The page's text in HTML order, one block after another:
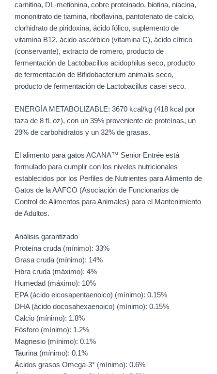
carnitina, DL-metionina, cobre proteinado, biotina, niacina,
mononitrato de tiamina, riboflavina, pantotenato de calcio,
clorhidrato de piridoxina, ácido fólico, suplemento de
vitamina B12, ácido ascórbico (vitamina C), ácido cítrico
(conservante), extracto de romero, producto de
fermentación de Lactobacillus acidophilus seco, producto
de fermentación de Bifidobacterium animalis seco,
producto de fermentación de Lactobacillus casei seco.
ENERGÍA METABOLIZABLE: 3670 kcal/kg (418 kcal por
taza de 8 fl. oz), con un 39% proveniente de proteínas, un
29% de carbohidratos y un 32% de grasas.
El alimento para gatos ACANA™ Senior Entrée está
formulado para cumplir con los niveles nutricionales
establecidos por los Perfiles de Nutrientes para Alimento de
Gatos de la AAFCO (Asociación de Funcionarios de
Control de Alimentos para Animales) para el Mantenimiento
de Adultos.
Análisis garantizado
Proteína cruda (mínimo): 33%
Grasa cruda (mínimo): 14%
Fibra cruda (máximo): 4%
Humedad (máximo): 10%
EPA (ácido eicosapentaenoico) (mínimo): 0.15%
DHA (ácido docosahexaenoico) (mínimo): 0.15%
Calcio (mínimo): 1.8%
Fósforo (mínimo): 1.2%
Magnesio (mínimo): 0.1%
Taurina (mínimo): 0.1%
Ácidos grasos Omega-3* (mínimo): 0.6%